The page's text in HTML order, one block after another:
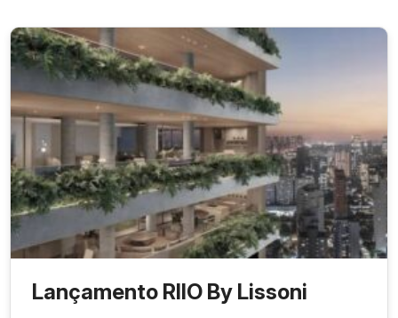
Lançamento RIIO By Lissoni